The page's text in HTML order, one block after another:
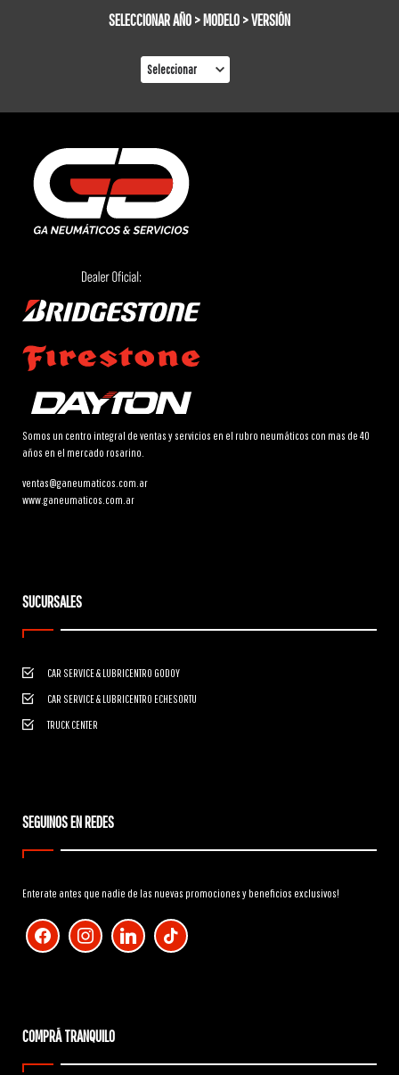
SELECCIONAR AÑO > MODELO > VERSIÓN
Somos un centro integral de ventas y servicios en el rubro neumáticos con mas de 40
años en el mercado rosarino.
ventas@ganeumaticos.com.ar
www.ganeumaticos.com.ar
SUCURSALES
CAR SERVICE & LUBRICENTRO GODOY
CAR SERVICE & LUBRICENTRO ECHESORTU
TRUCK CENTER
SEGUINOS EN REDES
Enterate antes que nadie de las nuevas promociones y beneficios exclusivos!
facebook instagram linkedin tiktok
COMPRÁ TRANQUILO